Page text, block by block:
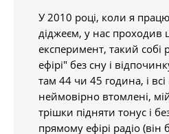
У 2010 році, коли я
діджеєм, у нас проходив
експеримент, такий собі
ефірі" без сну і
там 44 чи 45 година, і
неймовірно втомлені,
трішки підняти тонус і
прямому ефірі радіо